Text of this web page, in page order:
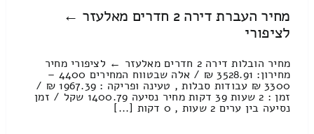
מחיר העברת דירה 2 חדרים מאלעזר ←
לציפורי
מחיר הובלות דירה 2 חדרים מאלעזר ← לציפורי מחיר
מחירון: 3528.91 ₪ / אלה שבטווח המחירים 4400 –
3300 ₪ עבודות סבלות , טעינה ופריקה : 1967.39 ₪ /
זמן : 2 שעות 39 דקות מחיר נסיעה 1400.79 שקל / זמן
נסיעה בין ערים 2 שעות , 0 דקות [...]